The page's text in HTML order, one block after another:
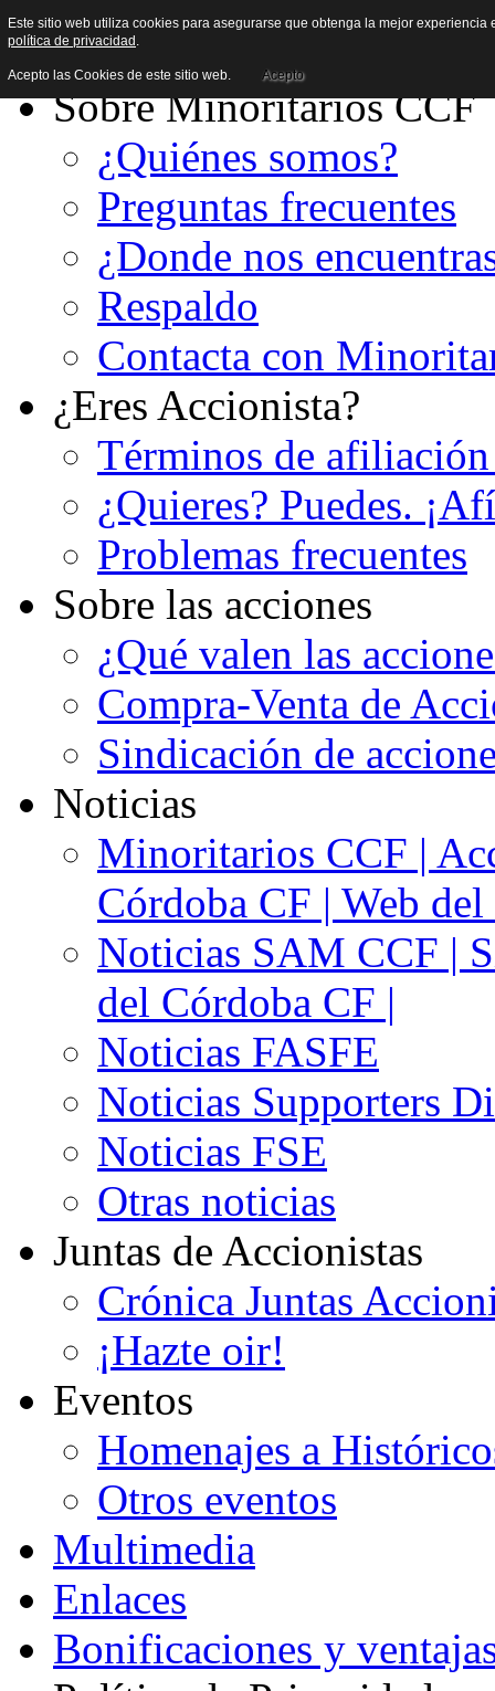
Sobre Minoritarios CCF
¿Quiénes somos?
Preguntas frecuentes
¿Donde nos
Respaldo
Contacta con
¿Eres Accionista?
Términos de
¿Quieres? Puedes.
Problemas frecuentes
Sobre las acciones
¿Qué valen las
Compra-Venta de
Sindicación de
Noticias
Minoritarios CCF |
Córdoba CF | Web
Noticias SAM CCF |
del Córdoba CF |
Noticias FASFE
Noticias Supporters
Noticias FSE
Otras noticias
Juntas de Accionistas
Crónica Juntas
¡Hazte oir!
Eventos
Homenajes a
Otros eventos
Multimedia
Enlaces
Bonificaciones y
Este sitio web utiliza cookies para asegurarse que obtenga la mejor
política de privacidad .
Acepto las Cookies de este sitio web. Acepto